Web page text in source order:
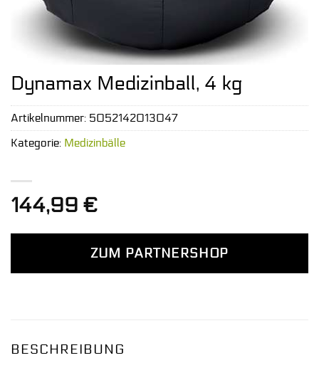
Dynamax Medizinball, 4 kg
144,99 €
ZUM PARTNERSHOP
Artikelnummer: 5052142013047
Kategorie: Medizinbälle
BESCHREIBUNG